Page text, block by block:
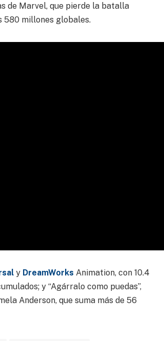
de Marvel, que pierde la batalla
580 millones globales.
y DreamWorks Animation, con 10.4
y “Agárralo como puedas”,
Anderson, que suma más de 56